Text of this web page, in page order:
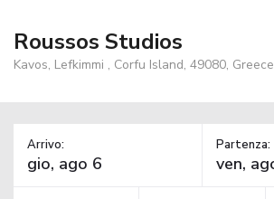
Roussos Studios
Kavos, Lefkimmi , Corfu Island, 49080, Greece
Arrivo: Partenza: